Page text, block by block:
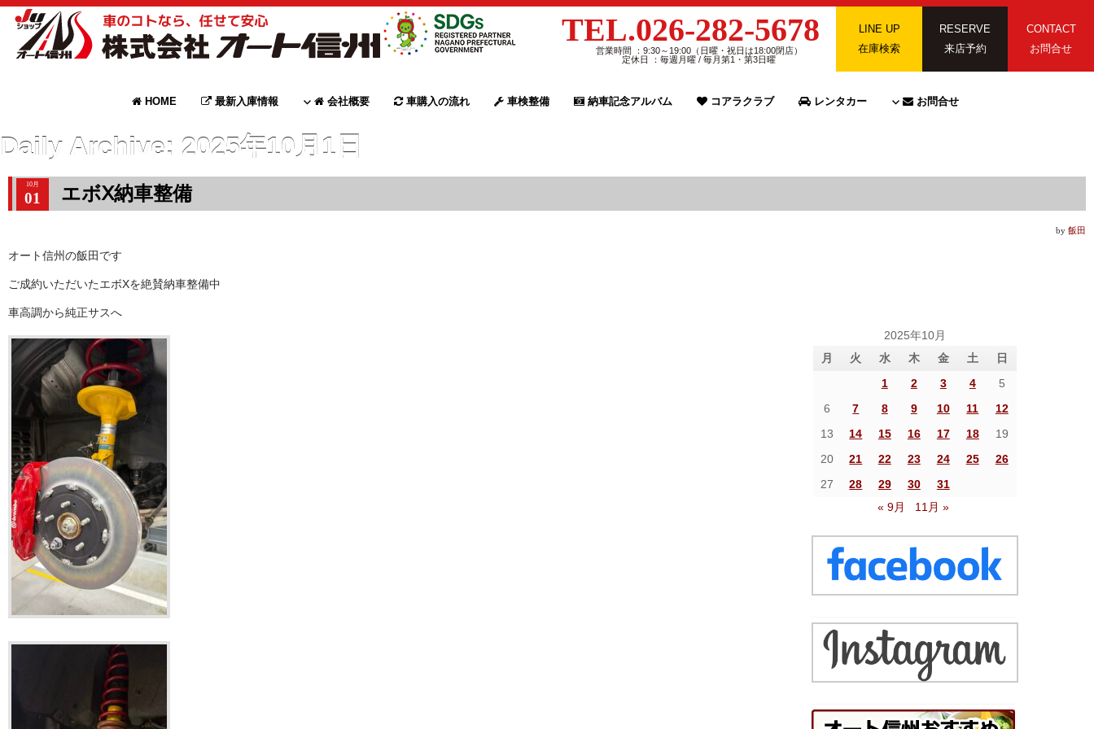
TEL.026-282-5678
営業時間 ：9:30～19:00（日曜・祝日は18:00閉店）
定休日 ：毎週月曜 / 毎月第1・第3日曜
LINE UP
在庫検索
RESERVE
来店予約
CONTACT
お問合せ
HOME 最新入庫情報 会社概要 車購入の流れ 車検整備 納車記念アルバム コアラクラブ レンタカー お問合せ
Daily Archive: 2025年10月1日
10月
01 エボX納車整備
by 飯田
オート信州の飯田です
ご成約いただいたエボXを絶賛納車整備中
車高調から純正サスへ
2025年10月
月
火 水 木 金 土
日
1
2 3 4
5
6
7 8 9 10 11
12
13
14 15 16 17 18
19
20
21 22 23 24 25
26
27
28 29 30
31
« 9月
11月 »